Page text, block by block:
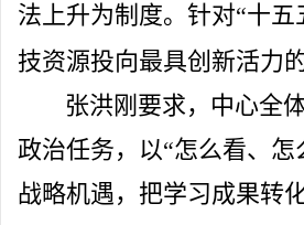
法上升为制度。针对“十
技资源投向最具创新活力
张洪刚要求，中心全
政治任务，以“怎么看、
战略机遇，把学习成果转